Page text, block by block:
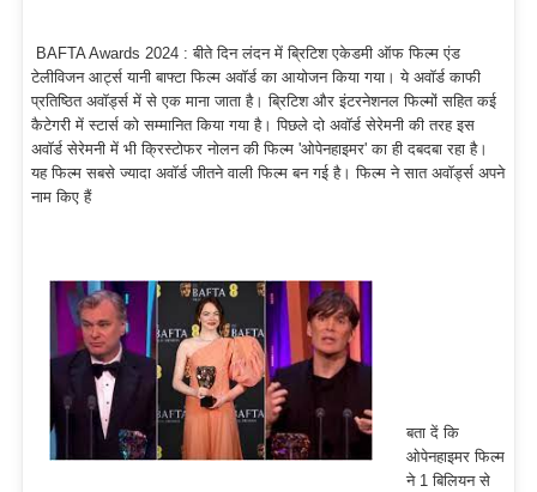
BAFTA Awards 2024 : बीते दिन लंदन में ब्रिटिश एकेडमी ऑफ फिल्म एंड
टेलीविजन आर्ट्स यानी बाफ्टा फिल्म अवाॅर्ड का आयोजन किया गया। ये अवाॅर्ड काफी
प्रतिष्ठित अवाॅर्ड्स में से एक माना जाता है। ब्रिटिश और इंटरनेशनल फिल्मों सहित कई
कैटेगरी में स्टार्स को सम्मानित किया गया है। पिछले दो अवाॅर्ड सेरेमनी की तरह इस
अवाॅर्ड सेरेमनी में भी क्रिस्टोफर नोलन की फिल्म 'ओपेनहाइमर' का ही दबदबा रहा है।
यह फिल्म सबसे ज्यादा अवाॅर्ड जीतने वाली फिल्म बन गई है। फिल्म ने सात अवाॅर्ड्स अपने
नाम किए हैं
बता दें कि
ओपेनहाइमर फिल्म
ने 1 बिलियन से